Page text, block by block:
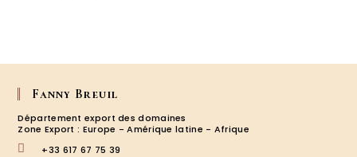
Fanny Breuil
Département export des domaines
Zone Export : Europe - Amérique latine - Afrique
+33 617 67 75 39